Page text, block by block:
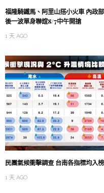
福隆騎鐵馬、阿里山搭小火車 內政
後一波單身聯誼8/7中午開搶
1 天 AGO
民團氣候衝擊調查 台南各指標均入榜
1 天 AGO